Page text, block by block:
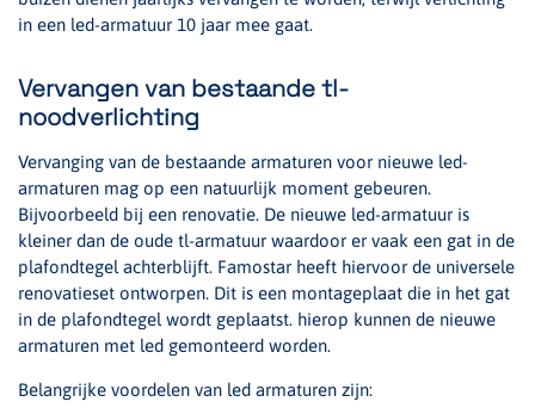
in een led-armatuur 10 jaar mee gaat.
Vervangen van bestaande tl-
noodverlichting
Vervanging van de bestaande armaturen voor nieuwe led-
armaturen mag op een natuurlijk moment gebeuren.
Bijvoorbeeld bij een renovatie. De nieuwe led-armatuur is
kleiner dan de oude tl-armatuur waardoor er vaak een gat in de
plafondtegel achterblijft. Famostar heeft hiervoor de universele
renovatieset ontworpen. Dit is een montageplaat die in het gat
in de plafondtegel wordt geplaatst. hierop kunnen de nieuwe
armaturen met led gemonteerd worden.
Belangrijke voordelen van led armaturen zijn: